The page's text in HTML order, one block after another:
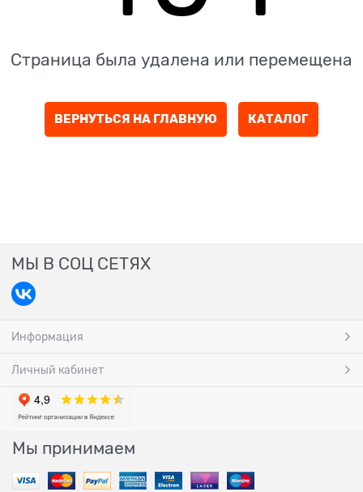
Страница была удалена или перемещена
ВЕРНУТЬСЯ НА ГЛАВНУЮ КАТАЛОГ
МЫ В СОЦ СЕТЯХ
Информация
Личный кабинет
Мы принимаем